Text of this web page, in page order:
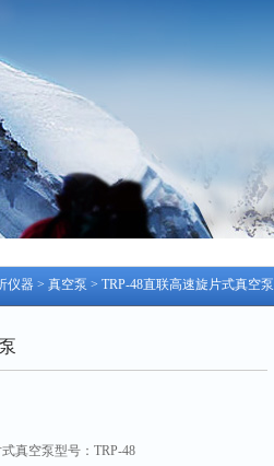
仪器 > 真空泵 > TRP-48直联高速旋片式真空泵
真空泵型号：TRP-48